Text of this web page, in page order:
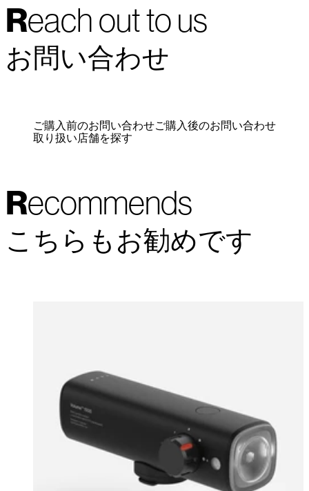
Reach out to us
お問い合わせ
ご購入前のお問い合わせご購入後のお問い合わせ
取り扱い店舗を探す
Recommends
こちらもお勧めです